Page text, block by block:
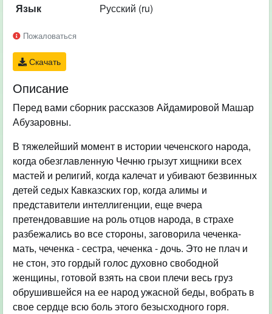
Язык
Русский (ru)
Пожаловаться
Скачать
Описание
Перед вами сборник рассказов Айдамировой Машар
Абузаровны.
В тяжелейший момент в истории чеченского народа,
когда обезглавленную Чечню грызут хищники всех
мастей и религий, когда калечат и убивают безвинных
детей седых Кавказских гор, когда алимы и
представители интеллигенции, еще вчера
претендовавшие на роль отцов народа, в страхе
разбежались во все стороны, заговорила чеченка-
мать, чеченка - сестра, чеченка - дочь. Это не плач и
не стон, это гордый голос духовно свободной
женщины, готовой взять на свои плечи весь груз
обрушившейся на ее народ ужасной беды, вобрать в
свое сердце всю боль этого безысходного горя.